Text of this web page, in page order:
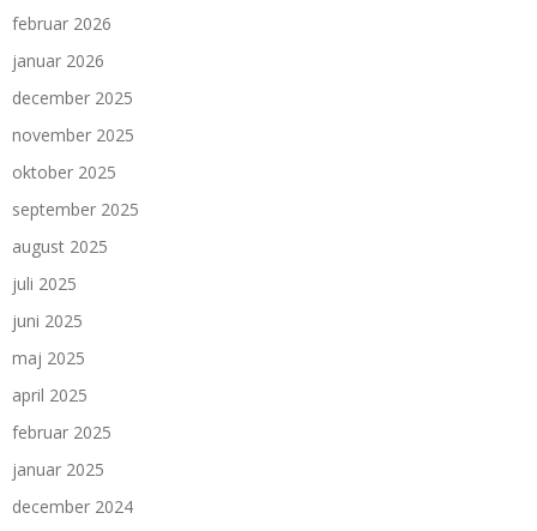
februar 2026
januar 2026
december 2025
november 2025
oktober 2025
september 2025
august 2025
juli 2025
juni 2025
maj 2025
april 2025
februar 2025
januar 2025
december 2024